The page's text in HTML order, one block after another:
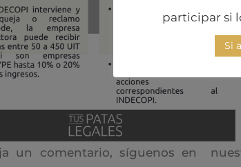
un comentario, síguenos en
participar si
Si